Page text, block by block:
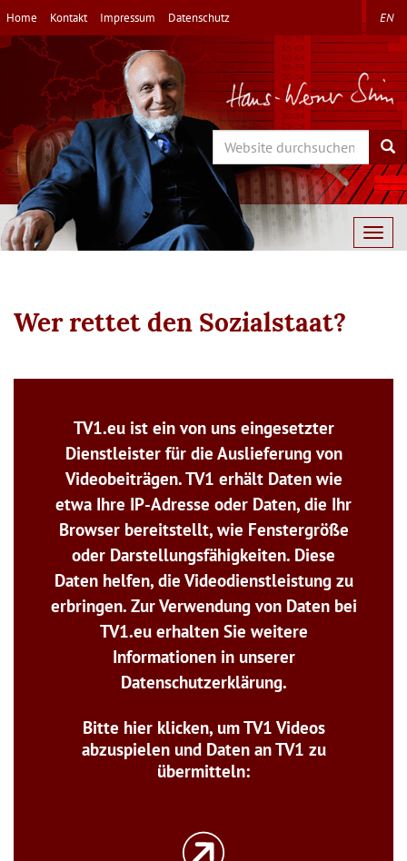
Direkt
zum
Inhalt
Home Kontakt Impressum Datenschutz EN
Search
Wer rettet den Sozialstaat?
TV1.eu ist ein von uns eingesetzter
Dienstleister für die Auslieferung von
Videobeiträgen. TV1 erhält Daten wie
etwa Ihre IP-Adresse oder Daten, die Ihr
Browser bereitstellt, wie Fenstergröße
oder Darstellungsfähigkeiten. Diese
Daten helfen, die Videodienstleistung zu
erbringen. Zur Verwendung von Daten bei
TV1.eu erhalten Sie weitere
Informationen in unserer
Datenschutzerklärung.
Bitte hier klicken, um TV1 Videos
abzuspielen und Daten an TV1 zu
übermitteln: